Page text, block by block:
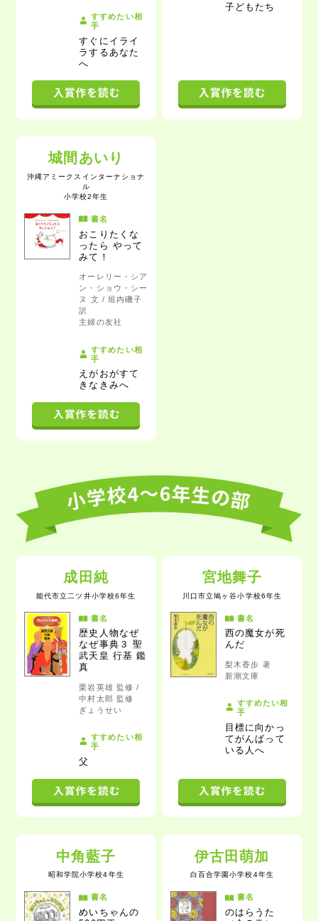
すすめたい相
手
すぐにイライ
ラするあなた
へ
子どもたち
城間あいり
沖縄アミークスインターナショナ
ル
小学校2年生
書名
おこりたくな
ったら やって
みて！
オーレリー・シア
ン・ショウ・シー
ヌ 文 / 垣内磯子
訳
主婦の友社
すすめたい相
手
えがおがすて
きなきみへ
成田純
能代市立二ツ井小学校6年生
書名
歴史人物なぜ
なぜ事典３ 聖
武天皇 行基 鑑
真
栗岩英雄 監修 /
中村太郎 監修
ぎょうせい
すすめたい相
手
父
宮地舞子
川口市立鳩ヶ谷小学校6年生
書名
西の魔女が死
んだ
梨木香歩 著
新潮文庫
すすめたい相
手
目標に向かっ
てがんばって
いる人へ
中角藍子
昭和学院小学校4年生
書名
めいちゃんの
伊古田萌加
白百合学園小学校4年生
書名
のはらうた